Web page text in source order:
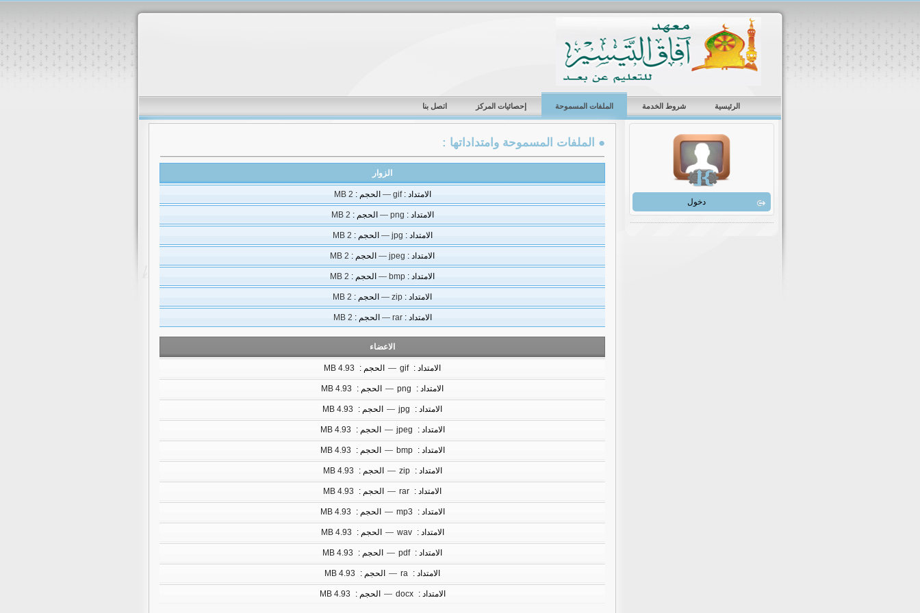
الرئيسية شروط الخدمة الملفات المسموحة إحصائيات المركز اتصل بنا
دخول
● الملفات المسموحة وامتداداتها :
الزوار
الامتداد :gif
— الحجم : 2 MB
الامتداد : png
— الحجم : 2 MB
الامتداد : jpg
— الحجم : 2 MB
الامتداد : jpeg
— الحجم : 2 MB
الامتداد : bmp
— الحجم : 2 MB
الامتداد : zip
— الحجم : 2 MB
الامتداد :rar
— الحجم : 2 MB
الاعضاء
الامتداد : gif
— الحجم : 4.93 MB
الامتداد : png
— الحجم : 4.93 MB
الامتداد : jpg
— الحجم : 4.93 MB
الامتداد : jpeg
— الحجم : 4.93 MB
الامتداد : bmp
— الحجم : 4.93 MB
الامتداد : zip
— الحجم : 4.93 MB
الامتداد : rar
— الحجم : 4.93 MB
الامتداد : mp3
— الحجم : 4.93 MB
الامتداد : wav
— الحجم : 4.93 MB
الامتداد : pdf
— الحجم : 4.93 MB
الامتداد : ra
— الحجم : 4.93 MB
الامتداد : docx
— الحجم : 4.93 MB